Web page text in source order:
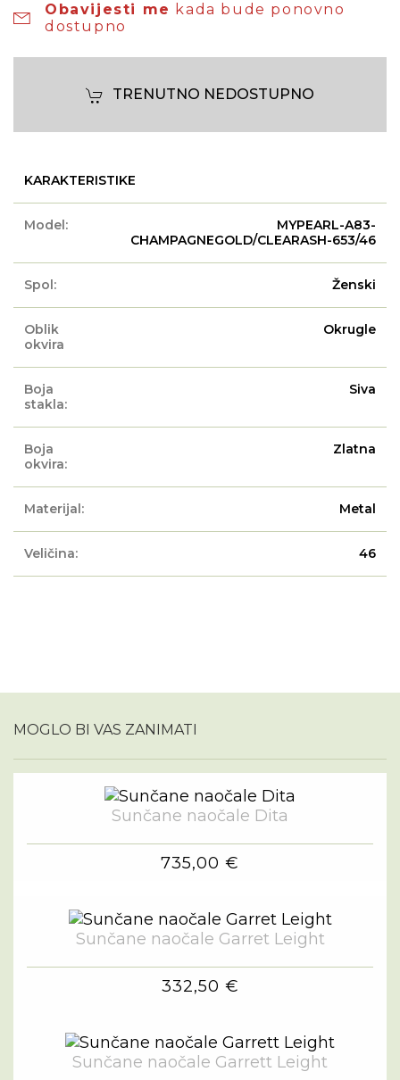
Obavijesti me kada bude ponovno
dostupno
TRENUTNO NEDOSTUPNO
KARAKTERISTIKE
Model:
MYPEARL-A83-
CHAMPAGNEGOLD/CLEARASH-653/46
Spol: Ženski
Oblik
okvira
Okrugle
Boja
stakla:
Siva
Boja
okvira:
Zlatna
Materijal: Metal
Veličina: 46
MOGLO BI VAS ZANIMATI
Sunčane naočale Dita
735,00 €
Sunčane naočale Garret Leight
332,50 €
Sunčane naočale Garrett Leight